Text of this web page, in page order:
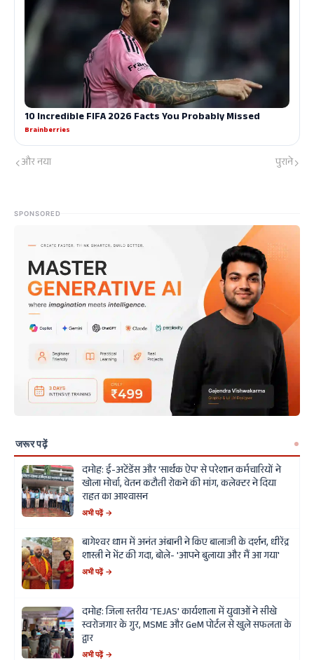
और नया पुराने
SPONSORED
जरूर पढ़ें
दमोह: ई-अटेंडेंस और 'सार्थक ऐप' से परेशान कर्मचारियों ने
खोला मोर्चा, वेतन कटौती रोकने की मांग, कलेक्टर ने दिया
राहत का आश्वासन
अभी पढ़ें →
बागेश्वर धाम में अनंत अंबानी ने किए बालाजी के दर्शन, धीरेंद्र
शास्त्री ने भेंट की गदा, बोले- 'आपने बुलाया और मैं आ गया'
अभी पढ़ें →
दमोह: जिला स्तरीय 'TEJAS' कार्यशाला में युवाओं ने सीखे
स्वरोजगार के गुर, MSME और GeM पोर्टल से खुले सफलता के
द्वार
अभी पढ़ें →